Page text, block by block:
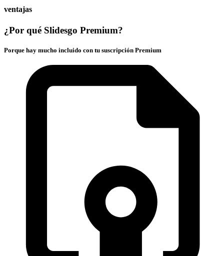
ventajas
¿Por qué Slidesgo Premium?
Porque hay mucho incluido con tu suscripción Premium